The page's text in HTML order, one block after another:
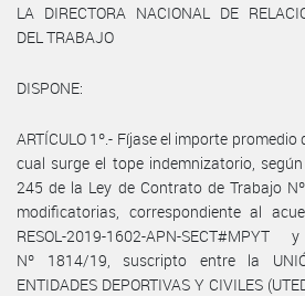
LA DIRECTORA NACIONAL DE
DEL TRABAJO
DISPONE:
ARTÍCULO 1º.- Fíjase el importe
cual surge el tope indemnizatorio,
245 de la Ley de Contrato de Trabajo
modificatorias, correspondiente al
RESOL-2019-1602-APN-
Nº 1814/19, suscripto entre la
ENTIDADES DEPORTIVAS Y CIVILES